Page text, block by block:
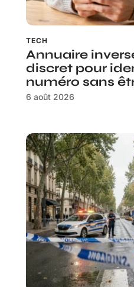
TECH
Annuaire
discret pour
numéro sans
6 août 2026